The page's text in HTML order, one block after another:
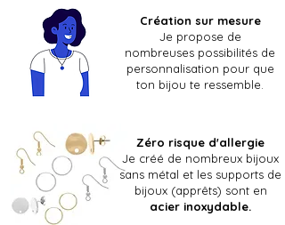
Création sur mesure
Je propose de
nombreuses possibilités de
personnalisation pour que
ton bijou te ressemble.​
Zéro risque d'allergie
Je créé de nombreux bijoux
sans métal et les supports de
bijoux (apprêts) sont en
acier inoxydable.